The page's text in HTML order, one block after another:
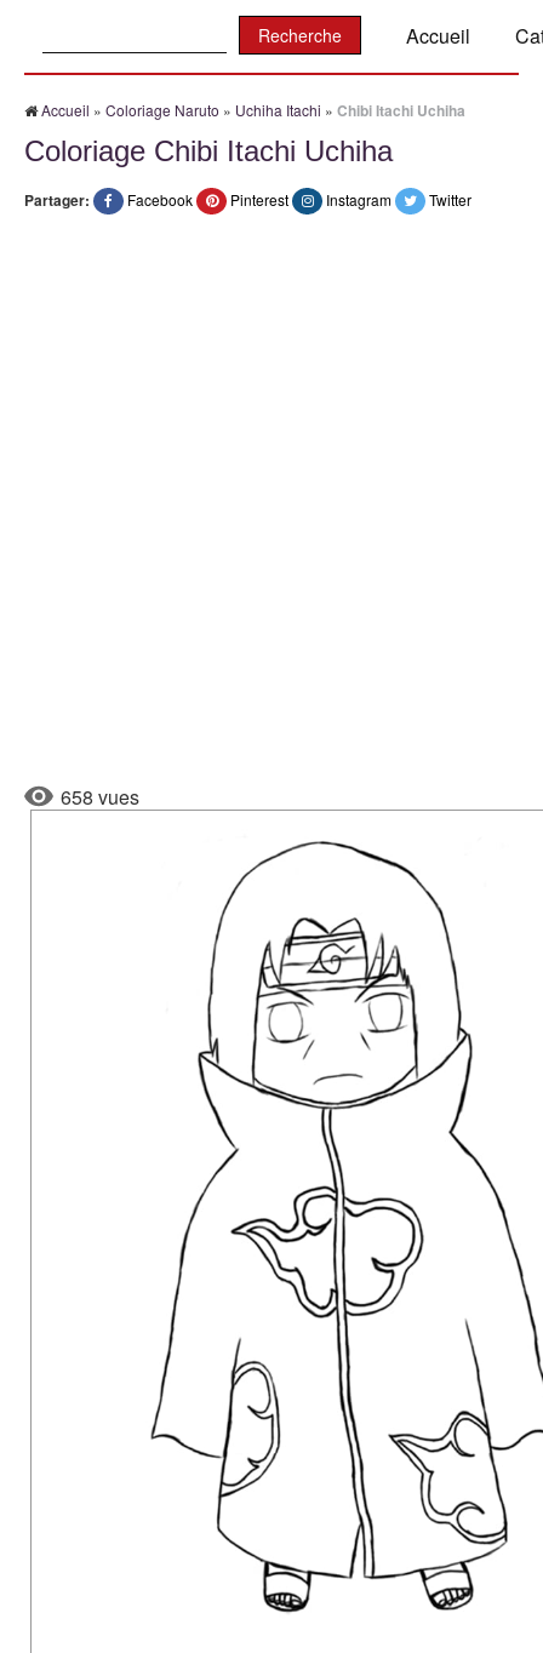
Accueil
Accueil » Coloriage Naruto » Uchiha Itachi » Chibi Itachi Uchiha
Coloriage Chibi Itachi Uchiha
Partager: Facebook Pinterest Instagram Twitter
658 vues